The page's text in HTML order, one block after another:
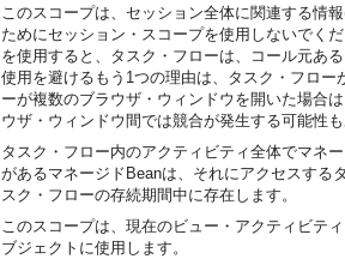
このスコープは、セッション全体に関連する情
ためにセッション・スコープを使用しないでく
を使用すると、タスク・フローは、コール元あ
使用を避けるもう1つの理由は、タスク・フロ
ーが複数のブラウザ・ウィンドウを開いた場合
ウザ・ウィンドウ間では競合が発生する可能性
タスク・フロー内のアクティビティ全体でマネ
があるマネージドBeanは、それにアクセスする
スク・フローの存続期間中に存在します。
このスコープは、現在のビュー・アクティビテ
ブジェクトに使用します。